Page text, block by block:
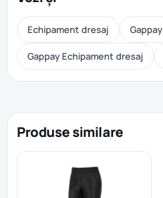
Echipament dresaj Gappay
Gappay Echipament dresaj
Produse similare